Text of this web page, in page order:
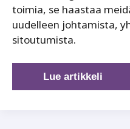
toimia, se haastaa
uudelleen johtamista,
sitoutumista.
Työelämä
murroksessa
Lue artikkeli